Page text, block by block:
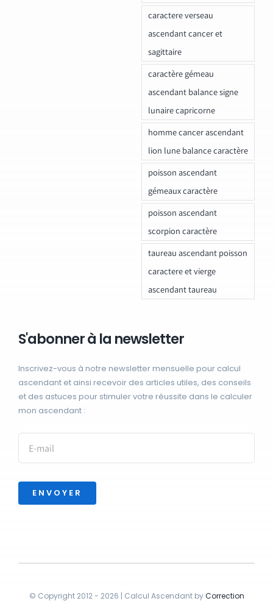
caractere verseau
ascendant cancer et
sagittaire
caractère gémeau
ascendant balance signe
lunaire capricorne
homme cancer ascendant
lion lune balance caractère
poisson ascendant
gémeaux caractère
poisson ascendant
scorpion caractère
taureau ascendant poisson
caractere et vierge
ascendant taureau
S'abonner à la newsletter
Inscrivez-vous à notre newsletter mensuelle pour calcul
ascendant et ainsi recevoir des articles utiles, des conseils
et des astuces pour stimuler votre réussite dans le calculer
mon ascendant :
ENVOYER
© Copyright 2012 - 2026 | Calcul Ascendant byCorrection